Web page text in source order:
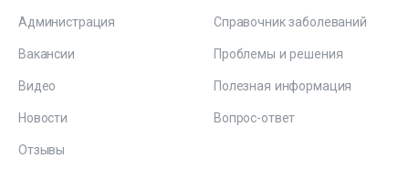
Администрация
Вакансии
Видео
Новости
Отзывы
Справочник заболеваний
Проблемы и решения
Полезная информация
Вопрос-ответ